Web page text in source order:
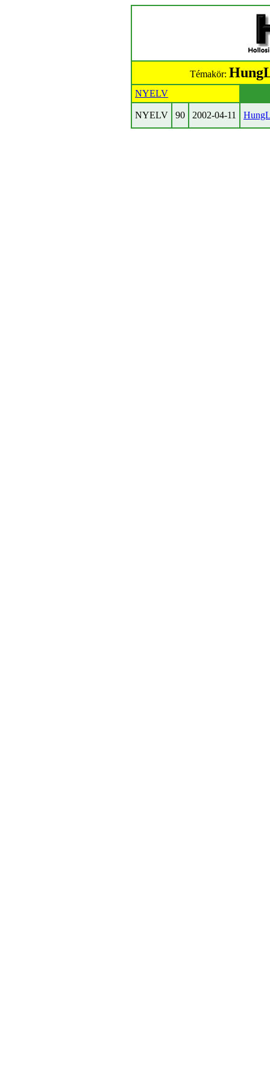
Témakör:
NYELV
NYELV 90 2002-04-11